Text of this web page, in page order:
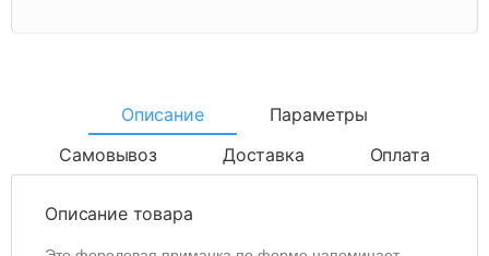
Описание
Параметры
Самовывоз
Доставка Оплата
Описание товара